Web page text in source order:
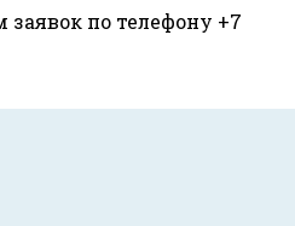
по телефону +7